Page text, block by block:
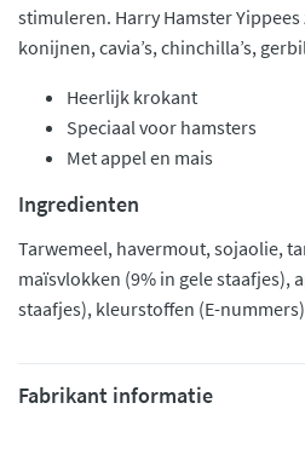
stimuleren. Harry Hamster
konijnen, cavia’s, chinchilla’s,
Heerlijk krokant
Speciaal voor hamsters
Met appel en mais
Ingredienten
Tarwemeel, havermout, sojaolie,
maïsvlokken (9% in gele staafjes),
staafjes), kleurstoffen (E-
Fabrikant informatie